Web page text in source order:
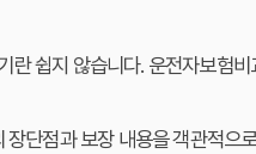
란 쉽지 않습니다. 운전자보험
단점과 보장 내용을 객관적으